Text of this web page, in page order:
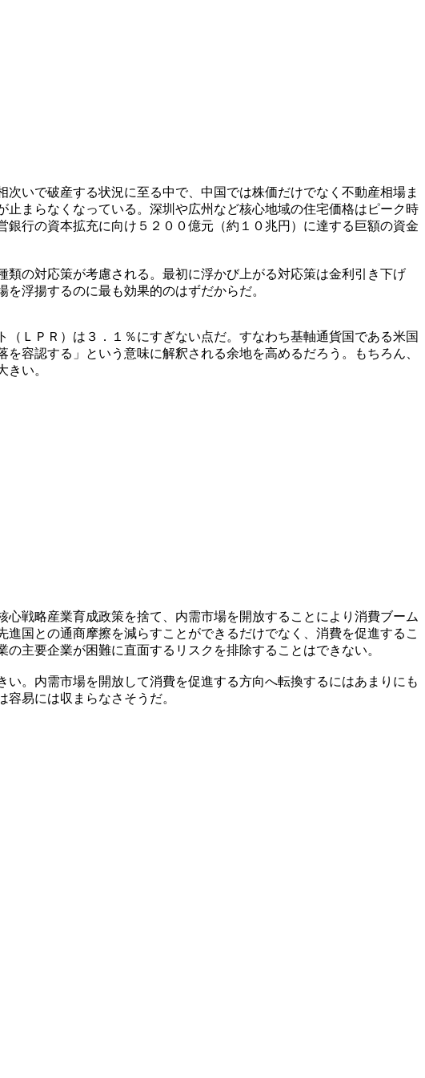
いで破産する状況に至る中で、中国では株価だけでなく不動産相場ま
まらなくなっている。深圳や広州など核心地域の住宅価格はピーク時
行の資本拡充に向け５２００億元（約１０兆円）に達する巨額の資金
の対応策が考慮される。最初に浮かび上がる対応策は金利引き下げ
浮揚するのに最も効果的のはずだからだ。
ＬＰＲ）は３．１％にすぎない点だ。すなわち基軸通貨国である米国
容認する」という意味に解釈される余地を高めるだろう。もちろん、
い。
戦略産業育成政策を捨て、内需市場を開放することにより消費ブーム
国との通商摩擦を減らすことができるだけでなく、消費を促進するこ
主要企業が困難に直面するリスクを排除することはできない。
。内需市場を開放して消費を促進する方向へ転換するにはあまりにも
易には収まらなさそうだ。